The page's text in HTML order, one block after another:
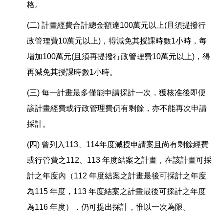
格。
(二) 計畫經費合計總金額達100萬元以上(且須提撥行
政管理費10萬元以上)，得減免其授課時數1小時，每
增加100萬元(且須再提撥行政管理費10萬元以上)，得
再減免其授課時數1小時。
(三) 每一計畫最多僅能申請採計一次，獲核准後即便
該計畫經費或行政管理費仍有剩餘，亦不能再次申請
採計。
(四) 曾列入113、114年度減授申請案且尚有剩餘經費
或行管費之112、113 年度結案之計畫，在該計畫可採
計之年度內（112 年度結案之計畫最後可採計之年度
為115 年度，113 年度結案之計畫最後可採計之年度
為116 年度），仍可提出採計，惟以一次為限。